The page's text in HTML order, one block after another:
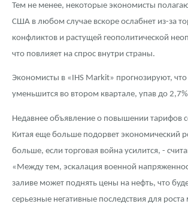
Тем не менее, некоторые экономисты
США в любом случае вскоре ослабнет из-за
конфликтов и растущей геополитической
что повлияет на спрос внутри страны.
Экономисты в «IHS Markit» прогнозируют,
уменьшится во втором квартале, упав до
Недавнее объявление о повышении тарифов
Китая еще больше подорвет экономический
больше, если торговая война усилится, -
«Между тем, эскалация военной
заливе может поднять цены на нефть, что
серьезные негативные последствия для